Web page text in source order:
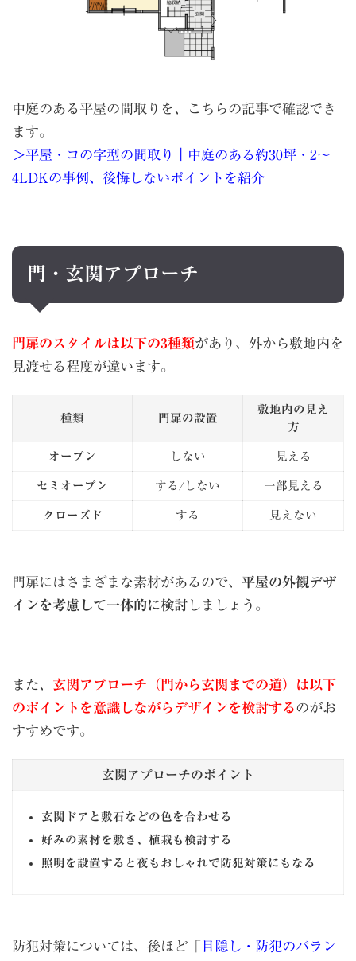
中庭のある平屋の間取りを、こちらの記事で確認でき
ます。
＞平屋・コの字型の間取り｜中庭のある約30坪・2〜
4LDKの事例、後悔しないポイントを紹介
門・玄関アプローチ
門扉のスタイルは以下の3種類があり、外から敷地内を
見渡せる程度が違います。
種類 門扉の設置
敷地内の見え
方
オープン しない 見える
セミオープン する/しない 一部見える
クローズド する 見えない
門扉にはさまざまな素材があるので、 平屋の外観デザ
インを考慮して一体的に検討 しましょう。
また、 玄関アプローチ（門から玄関までの道）は以下
のポイントを意識しながらデザインを検討するのがお
すすめです。
玄関アプローチのポイント
玄関ドアと敷石などの色を合わせる
好みの素材を敷き、植栽も検討する
照明を設置すると夜もおしゃれで防犯対策にもなる
防犯対策については、後ほど「
目隠し・防犯のバラン